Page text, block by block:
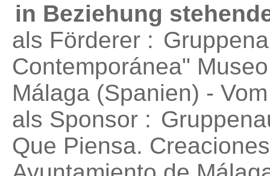
in Beziehung
als Förderer :
Contemporánea"
Málaga (Spanien) -
als Sponsor :
Que Piensa.